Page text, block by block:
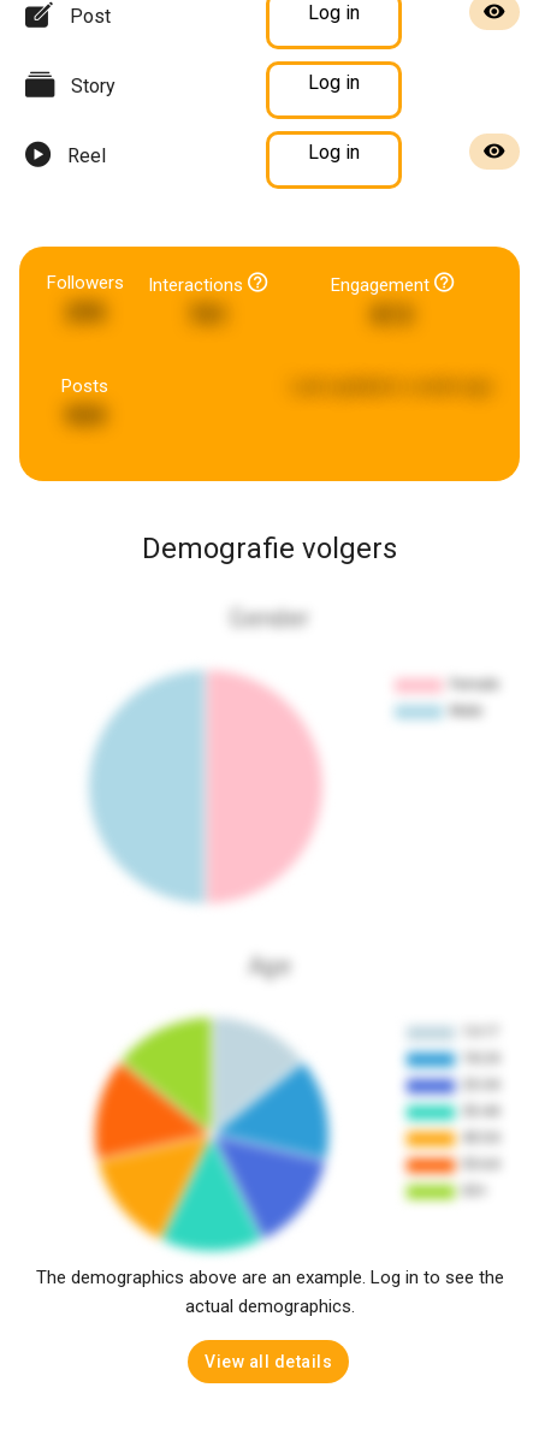
Post Log in
Story Log in
Reel Log in
Followers Interactions Engagement
Posts
Demografie volgers
Gender
Age
The demographics above are an example. Log in to see the
actual demographics.
View all details